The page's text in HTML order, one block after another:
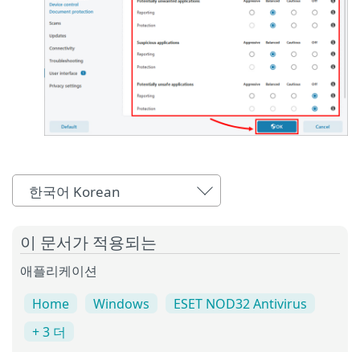
한국어 Korean
이 문서가 적용되는
애플리케이션
Home Windows
ESET NOD32 Antivirus
+ 3 더